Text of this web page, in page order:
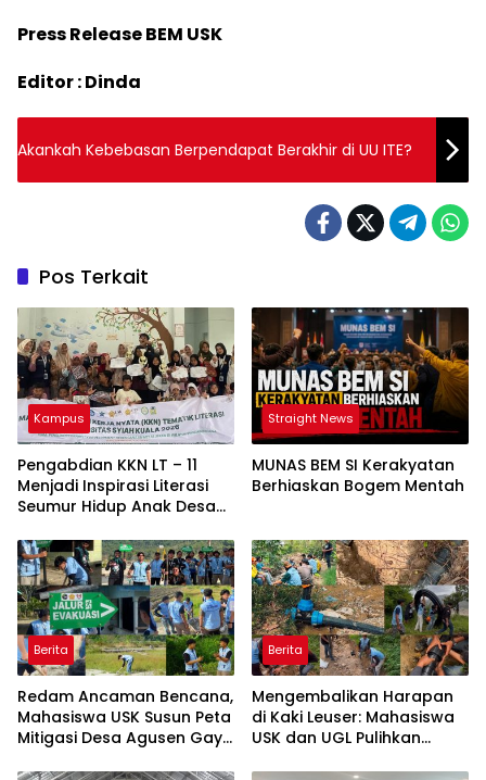
Press Release BEM USK
Editor : Dinda
Akankah Kebebasan Berpendapat Berakhir di UU ITE?
Pos Terkait
Kampus
Pengabdian KKN LT – 11
Menjadi Inspirasi Literasi
Seumur Hidup Anak Desa
Straight News
MUNAS BEM SI Kerakyatan
Berhiaskan Bogem Mentah
Berita
Redam Ancaman Bencana,
Mahasiswa USK Susun Peta
Mitigasi Desa Agusen Gayo
Berita
Mengembalikan Harapan
di Kaki Leuser: Mahasiswa
USK dan UGL Pulihkan